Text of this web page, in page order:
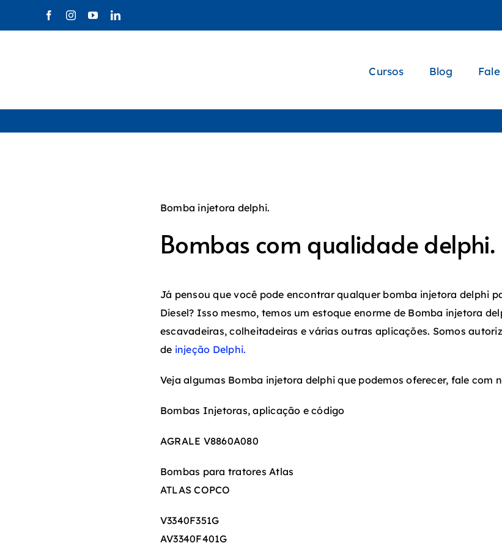
Cursos Blog
Bomba injetora delphi.
Bombas com qualidade delphi.
Já pensou que você pode encontrar qualquer bomba injetora delphi
Diesel? Isso mesmo, temos um estoque enorme de Bomba injetora
escavadeiras, colheitadeiras e várias outras aplicações. Somos
de injeção Delphi.
Veja algumas Bomba injetora delphi que podemos oferecer, fale com
Bombas Injetoras, aplicação e código
AGRALE V8860A080
Bombas para tratores Atlas
ATLAS COPCO
V3340F351G
AV3340F401G